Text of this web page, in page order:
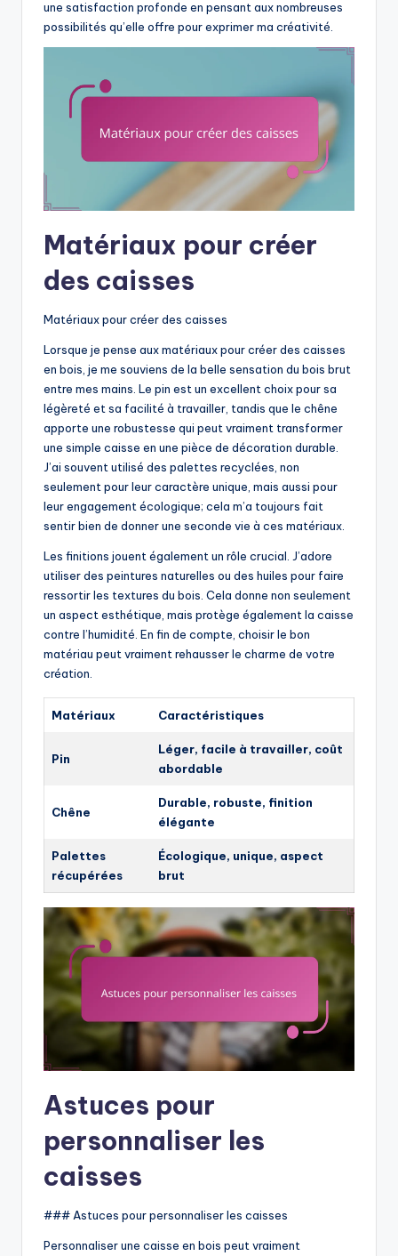
une satisfaction profonde en pensant aux nombreuses
possibilités qu’elle offre pour exprimer ma créativité.
Matériaux pour créer
des caisses
Matériaux pour créer des caisses
Lorsque je pense aux matériaux pour créer des caisses
en bois, je me souviens de la belle sensation du bois brut
entre mes mains. Le pin est un excellent choix pour sa
légèreté et sa facilité à travailler, tandis que le chêne
apporte une robustesse qui peut vraiment transformer
une simple caisse en une pièce de décoration durable.
J’ai souvent utilisé des palettes recyclées, non
seulement pour leur caractère unique, mais aussi pour
leur engagement écologique; cela m’a toujours fait
sentir bien de donner une seconde vie à ces matériaux.
Les finitions jouent également un rôle crucial. J’adore
utiliser des peintures naturelles ou des huiles pour faire
ressortir les textures du bois. Cela donne non seulement
un aspect esthétique, mais protège également la caisse
contre l’humidité. En fin de compte, choisir le bon
matériau peut vraiment rehausser le charme de votre
création.
Matériaux Caractéristiques
Pin
Léger, facile à travailler, coût
abordable
Chêne
Durable, robuste, finition
élégante
Palettes
récupérées
Écologique, unique, aspect
brut
Astuces pour
personnaliser les
caisses
### Astuces pour personnaliser les caisses
Personnaliser une caisse en bois peut vraiment